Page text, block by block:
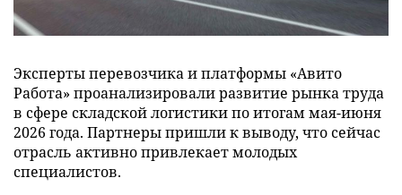
Эксперты перевозчика и платформы «Авито
Работа» проанализировали развитие рынка труда
в сфере складской логистики по итогам мая-июня
2026 года. Партнеры пришли к выводу, что сейчас
отрасль активно привлекает молодых
специалистов.